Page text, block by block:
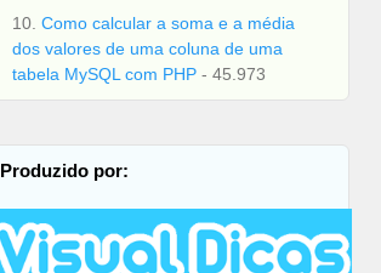
10. Como calcular a soma e a média
dos valores de uma coluna de uma
tabela MySQL com PHP - 45.973
Produzido por: